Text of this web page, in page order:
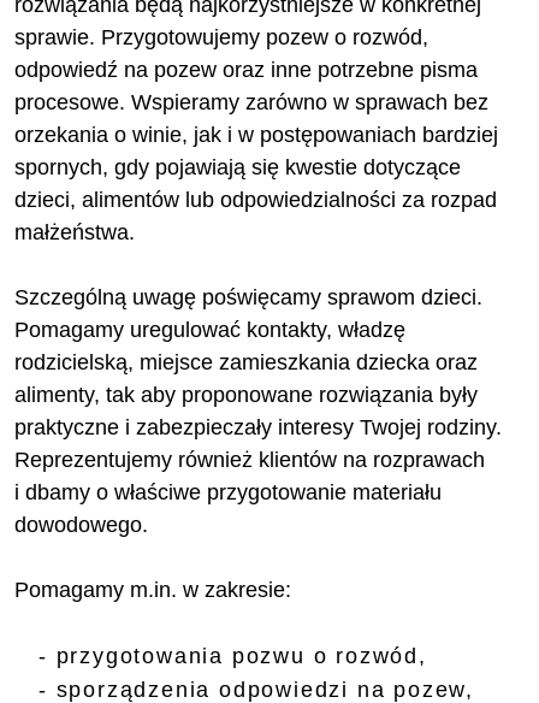
sprawie. Przygotowujemy pozew o rozwód,
odpowiedź na pozew oraz inne potrzebne pisma
procesowe. Wspieramy zarówno w sprawach bez
orzekania o winie, jak i w postępowaniach bardziej
spornych, gdy pojawiają się kwestie dotyczące
dzieci, alimentów lub odpowiedzialności za rozpad
małżeństwa.
Szczególną uwagę poświęcamy sprawom dzieci.
Pomagamy uregulować kontakty, władzę
rodzicielską, miejsce zamieszkania dziecka oraz
alimenty, tak aby proponowane rozwiązania były
praktyczne i zabezpieczały interesy Twojej rodziny.
Reprezentujemy również klientów na rozprawach
i dbamy o właściwe przygotowanie materiału
dowodowego.
Pomagamy m.in. w zakresie:
- przygotowania pozwu o rozwód,
- sporządzenia odpowiedzi na pozew,